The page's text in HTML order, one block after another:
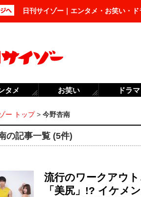
日刊サイゾー｜エンタメ・お笑い・
ー トップ> 今野杏南
の記事一覧 (5件)
流行のワークアウ
「美尻」!? イケメ
タメ お笑い ドラマ